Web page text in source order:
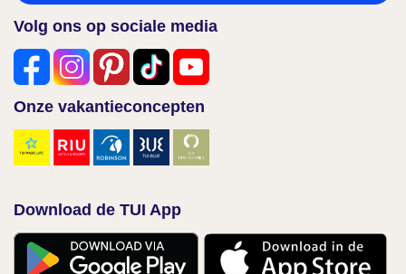
Volg ons op sociale media
Onze vakantieconcepten
Download de TUI App